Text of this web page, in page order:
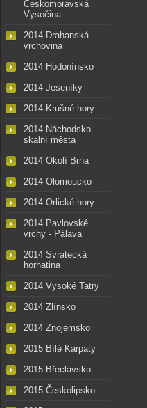
Českomoravská
Vysočina
2014 Drahanská
vrchovina
2014 Hodonínsko
2014 Jeseníky
2014 Krušné hory
2014 Náchodsko -
skalní města
2014 Okolí Brna
2014 Olomoucko
2014 Orlické hory
2014 Pavlovské
vrchy - Pálava
2014 Svratecká
hornatina
2014 Vysoké Tatry
2014 Zlínsko
2014 Znojemsko
2015 Bílé Karpaty
2015 Břeclavsko
2015 Českolipsko